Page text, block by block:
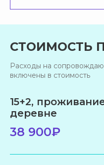
СТОИМОСТЬ
Расходы на
включены в стоимость
15+2,
деревне
38 900₽